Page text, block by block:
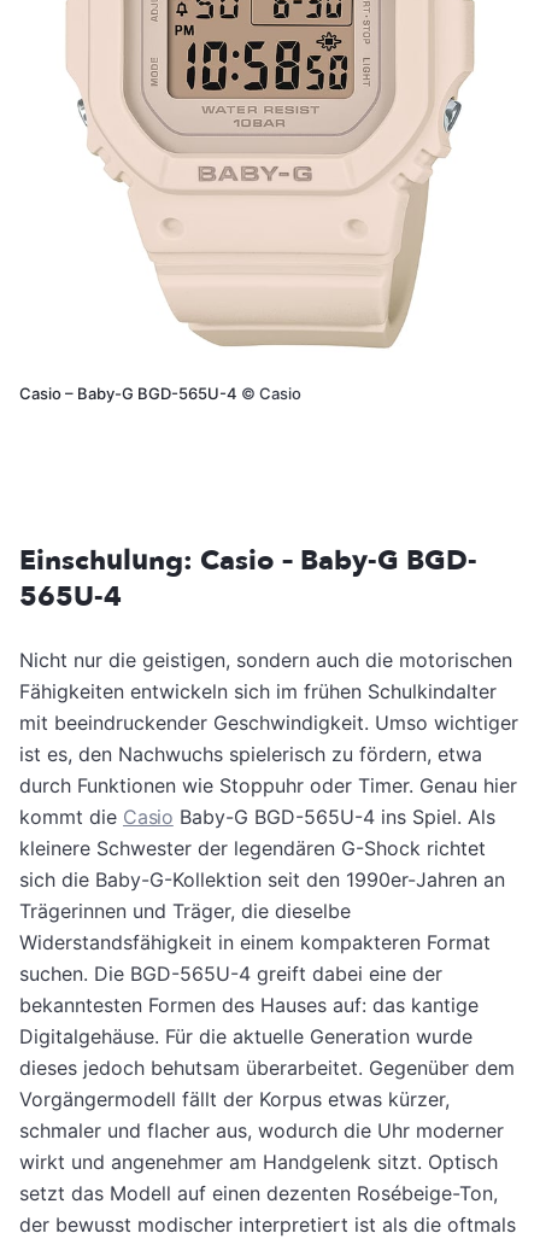
Casio – Baby-G BGD-565U-4 © Casio
Einschulung: Casio – Baby-G BGD-
565U-4
Nicht nur die geistigen, sondern auch die motorischen
Fähigkeiten entwickeln sich im frühen Schulkindalter
mit beeindruckender Geschwindigkeit. Umso wichtiger
ist es, den Nachwuchs spielerisch zu fördern, etwa
durch Funktionen wie Stoppuhr oder Timer. Genau hier
kommt die Casio Baby-G BGD-565U-4 ins Spiel. Als
kleinere Schwester der legendären G-Shock richtet
sich die Baby-G-Kollektion seit den 1990er-Jahren an
Trägerinnen und Träger, die dieselbe
Widerstandsfähigkeit in einem kompakteren Format
suchen. Die BGD-565U-4 greift dabei eine der
bekanntesten Formen des Hauses auf: das kantige
Digitalgehäuse. Für die aktuelle Generation wurde
dieses jedoch behutsam überarbeitet. Gegenüber dem
Vorgängermodell fällt der Korpus etwas kürzer,
schmaler und flacher aus, wodurch die Uhr moderner
wirkt und angenehmer am Handgelenk sitzt. Optisch
setzt das Modell auf einen dezenten Rosébeige-Ton,
der bewusst modischer interpretiert ist als die oftmals